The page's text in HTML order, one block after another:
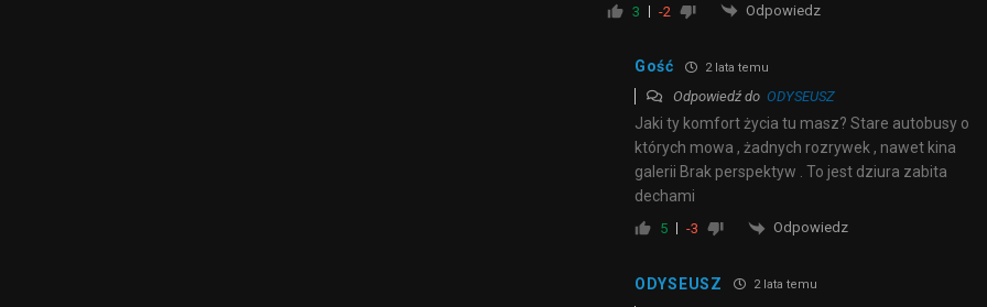
3 -2 Odpowiedz
Gość 2 lata temu
Odpowiedź do ODYSEUSZ
Jaki ty komfort życia tu masz? Stare autobusy o
których mowa , żadnych rozrywek , nawet kina
galerii Brak perspektyw . To jest dziura zabita
dechami
5 -3 Odpowiedz
ODYSEUSZ 2 lata temu